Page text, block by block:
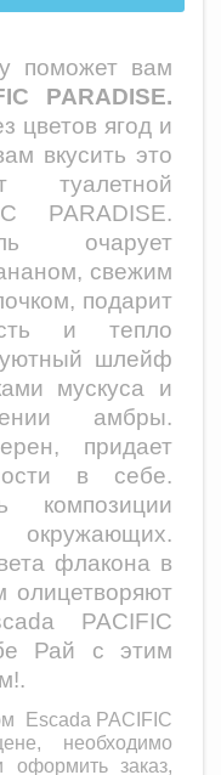
поможет вам
PARADISE.
цветов ягод и
вкусить это
туалетной
PARADISE.
очарует
свежим
подарит
и тепло
уютный шлейф
мускуса и
амбры.
придает
в себе.
композиции
флакона в
олицетворяют
PACIFIC
Рай с этим
Escada PACIFIC
необходимо
оформить заказ,